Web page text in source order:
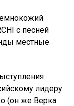
с песней
местные
лидеру.
(он же Верка